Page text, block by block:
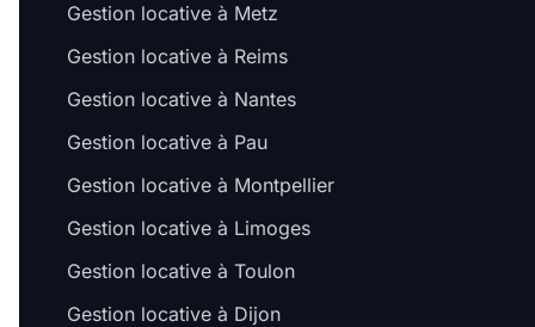
Gestion locative à Metz
Gestion locative à Reims
Gestion locative à Nantes
Gestion locative à Pau
Gestion locative à Montpellier
Gestion locative à Limoges
Gestion locative à Toulon
Gestion locative à Dijon